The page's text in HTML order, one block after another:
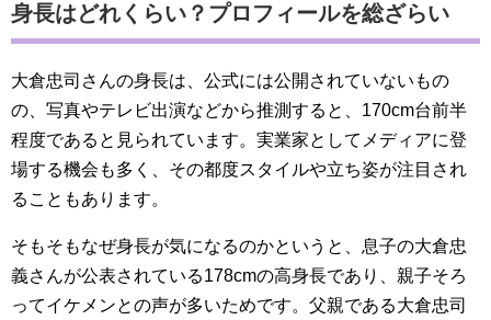
身長はどれくらい？プロフィールを総ざらい
大倉忠司さんの身長は、公式には公開されていないもの
の、写真やテレビ出演などから推測すると、170cm台前半
程度であると見られています。実業家としてメディアに登
場する機会も多く、その都度スタイルや立ち姿が注目され
ることもあります。
そもそもなぜ身長が気になるのかというと、息子の大倉忠
義さんが公表されている178cmの高身長であり、親子そろ
ってイケメンとの声が多いためです。父親である大倉忠司